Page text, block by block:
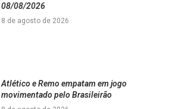
08/08/2026
8 de agosto de 2026
Atlético e Remo empatam em jogo
movimentado pelo Brasileirão